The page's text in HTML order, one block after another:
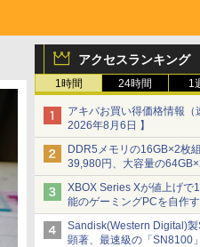
アクセスランキング
1時間 24時間 1
アキバお買い得価格情報（
2026年8月6日 】
DDR5メモリの16GB×2枚
39,980円、大容量の
[8月前半のメモリ価格]
XBOX Series Xが値上げで
能のゲーミングPCを自作
【石田賀津男の『酒の肴に
Sandisk(Western Digital)
顕著、最速級の「SN8100